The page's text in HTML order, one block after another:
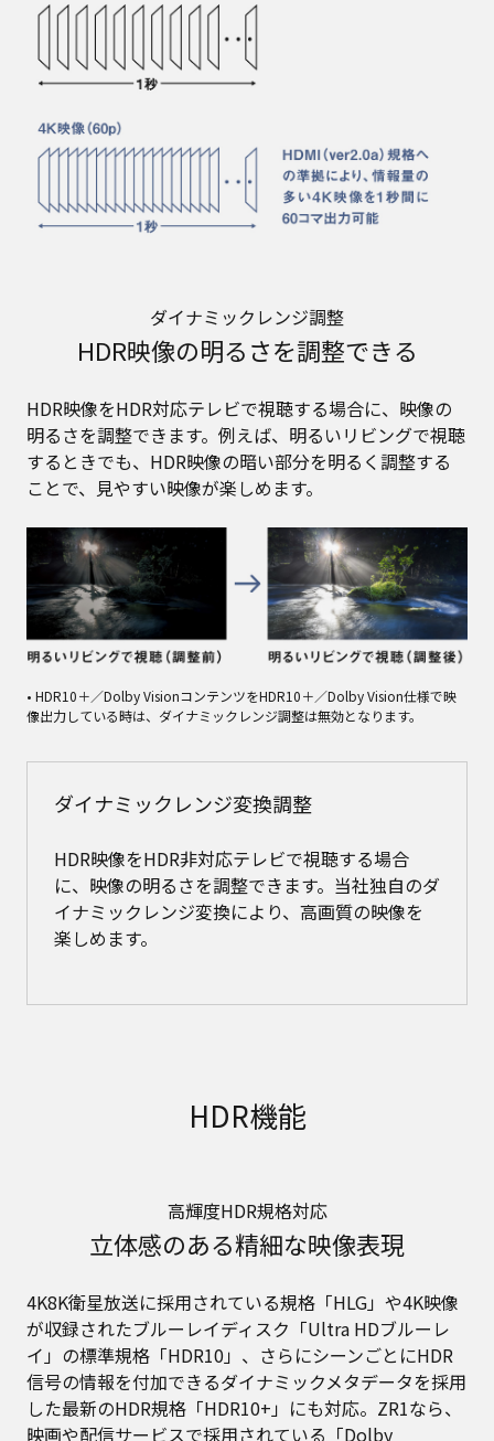
ダイナミックレンジ調整
HDR映像の明るさを調整できる
HDR映像をHDR対応テレビで視聴する場合に、映像の
明るさを調整できます。例えば、明るいリビングで視聴
するときでも、HDR映像の暗い部分を明るく調整する
ことで、見やすい映像が楽しめます。
• HDR10＋／Dolby VisionコンテンツをHDR10＋／Dolby Vision仕様で映
像出力している時は、ダイナミックレンジ調整は無効となります。
ダイナミックレンジ変換調整
HDR映像をHDR非対応テレビで視聴する場合
に、映像の明るさを調整できます。当社独自のダ
イナミックレンジ変換により、高画質の映像を
楽しめます。
HDR機能
高輝度HDR規格対応
立体感のある精細な映像表現
4K8K衛星放送に採用されている規格「HLG」や4K映像
が収録されたブルーレイディスク「Ultra HDブルーレ
イ」の標準規格「HDR10」、さらにシーンごとにHDR
信号の情報を付加できるダイナミックメタデータを採用
した最新のHDR規格「HDR10+」にも対応。ZR1なら、
映画や配信サービスで採用されている「Dolby